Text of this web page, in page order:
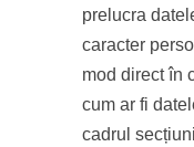
prelucra
caracter
mod direct în
cum ar fi
cadrul